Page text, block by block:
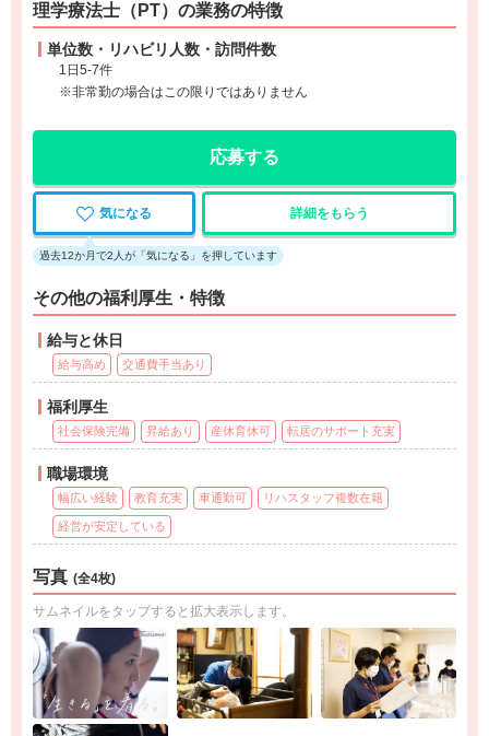
理学療法士（PT）の業務の特徴
単位数・リハビリ人数・訪問件数
1日5-7件
※非常勤の場合はこの限りではありません
応募する
気になる 詳細をもらう
過去12か月で2人が「気になる」を押しています
その他の福利厚生・特徴
給与と休日
給与高め 交通費手当あり
福利厚生
社会保険完備 昇給あり 産休育休可 転居のサポート充実
職場環境
幅広い経験 教育充実 車通勤可 リハスタッフ複数在籍
経営が安定している
写真 (全4枚)
サムネイルをタップすると拡大表示します。